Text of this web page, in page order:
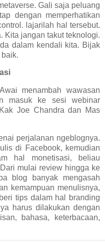
Gali saja peluang
dengan memperhatikan
lajarilah hal tersebut.
Kita jangan takut teknologi.
dalam kendali kita. Bijak
menambah wawasan
masuk ke sesi webinar
Joe Chandra dan Mas
perjalanan ngeblognya.
di Facebook, kemudian
hal monetisasi, beliau
mulai review hingga ke
blog banyak mengasah
kemampuan menulisnya,
tips dalam hal branding
harus dilakukan dengan
bahasa, keterbacaan,